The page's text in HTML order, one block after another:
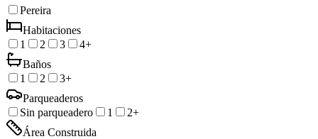
Pereira
Habitaciones
1
2 3
4+
Baños
1
2
3+
Parqueaderos
Sin parqueadero
1
2+
Área Construida